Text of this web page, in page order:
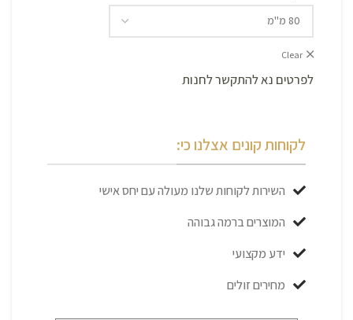
Clear
לפרטים נא להתקשר לחנות
לקוחות קונים אצלנו כי:
השירות לקוחות שלנו מעולה עם יחס אישי
המוצרים ברמה גבוהה
ידע מקצועי
מחירים זולים